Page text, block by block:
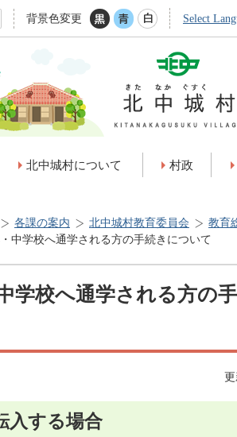
背景色変更 Select
北中城村について 村政
各課の案内 北中城村教育委員会
教育
中学校へ通学される方の手続きについて
学校へ通学される方の
入する場合